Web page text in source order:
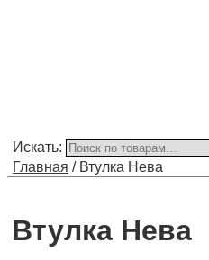
Искать:
Главная / Втулка Нева
Втулка Нева